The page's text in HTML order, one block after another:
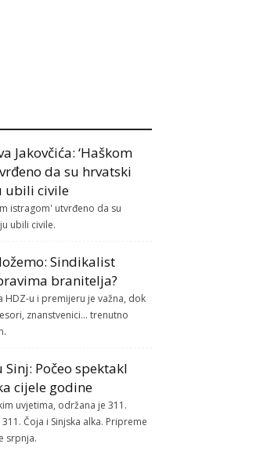
Jakovčića: ‘Haškom
da su hrvatski
ubili civile
istragom' utvrđeno da su
ubili civile.
Sindikalist
branitelja?
HDZ-u i premijeru je važna, dok
znanstvenici... trenutno
Počeo spektakl
cijele godine
uvjetima, održana je 311.
Čoja i Sinjska alka. Pripreme
srpnja.